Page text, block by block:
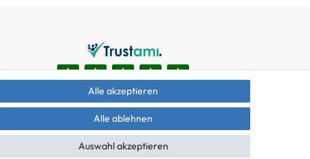
Alle akzeptieren
Alle ablehnen
Auswahl akzeptieren